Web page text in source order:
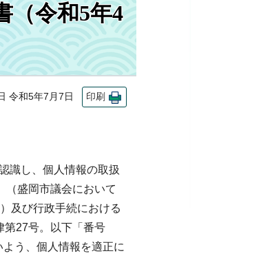
（令和5年4
令和5年7月7日 印刷
識し、個人情報の取扱
（盛岡市議会において
及び行政手続における
第27号。以下「番号
う、個人情報を適正に